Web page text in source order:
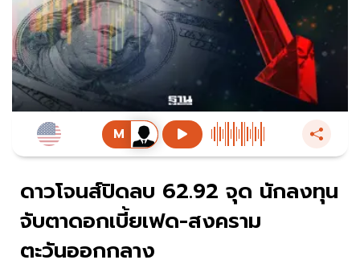
ดาวโจนส์ปิดลบ 62.92 จุด นักลงทุน
จับตาดอกเบี้ยเฟด-สงคราม
ตะวันออกกลาง